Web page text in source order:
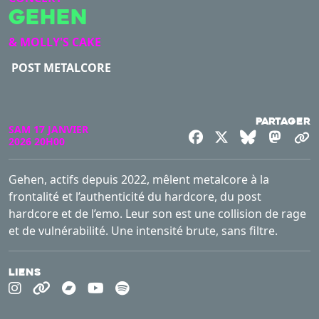
gehen
& MOLLY'S CAKE
POST METALCORE
SAM 17 JANVIER
2026 20H00
Partager
FacebookBluesky
Gehen, actifs depuis 2022, mêlent metalcore à la
frontalité et l’authenticité du hardcore, du post
hardcore et de l’emo. Leur son est une collision de rage
et de vulnérabilité. Une intensité brute, sans filtre.
Liens